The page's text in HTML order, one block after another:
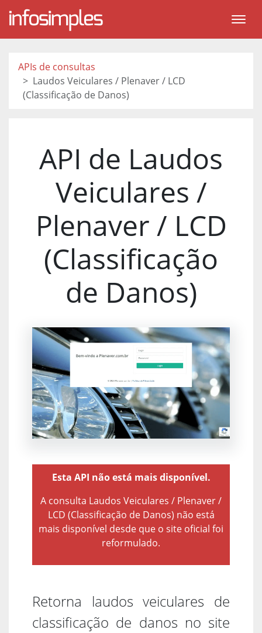
APIs de consultas
Laudos Veiculares / Plenaver / LCD
(Classificação de Danos)
API de Laudos
Veiculares /
Plenaver / LCD
(Classificação
de Danos)
Esta API não está mais disponível.
A consulta Laudos Veiculares / Plenaver /
LCD (Classificação de Danos) não está
mais disponível desde que o site oficial foi
reformulado.
Retorna laudos veiculares de
classificação de danos no site